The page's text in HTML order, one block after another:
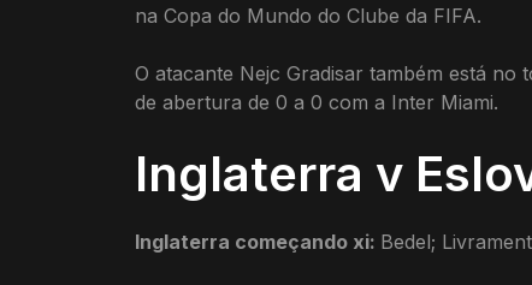
na Copa do Mundo do Clube da FIFA.
O atacante Nejc Gradisar também está
de abertura de 0 a 0 com a Inter Miami.
Inglaterra v
Inglaterra começando xi: Bedel;